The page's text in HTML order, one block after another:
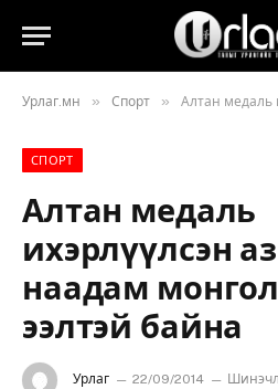
Урлаг.мн » Спорт » Алтан медаль
СПОРТ
Алтан медаль
ихэрлүүлсэн
наадам
ээлтэй байна
Урлаг 22/09/2014